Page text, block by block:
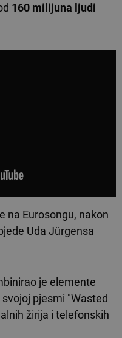
160 milijuna ljudi
na Eurosongu, nakon
Uda Jürgensa
je elemente
pjesmi "Wasted
žirija i telefonskih